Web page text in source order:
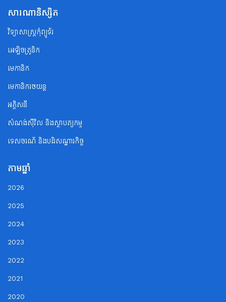
សារណានិស្សិត
វិទ្យាសាស្ត្រកុំព្យូទ័រ
អេឡិចត្រូនិក
មេកានិក
មេកានិករថយន្ត
អគ្គិសនី
សំណង់ស៊ីវិល និងស្ថាបត្យកម្ម
ទេសចរណ័ និងបដិសណ្ឋារកិច្ច
តាមឆ្នាំ
2026
2025
2024
2023
2022
2021
2020